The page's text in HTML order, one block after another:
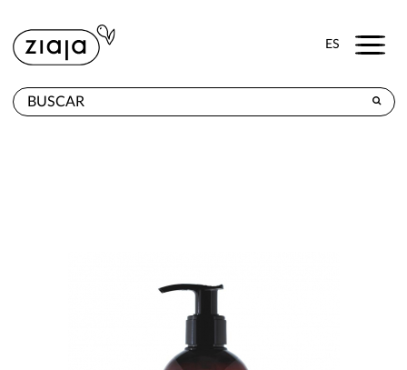
ES Menu